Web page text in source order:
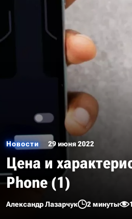
Новости 29 июня 2022
Цена и
Phone (1)
Александр Лазарчук 2 минуты